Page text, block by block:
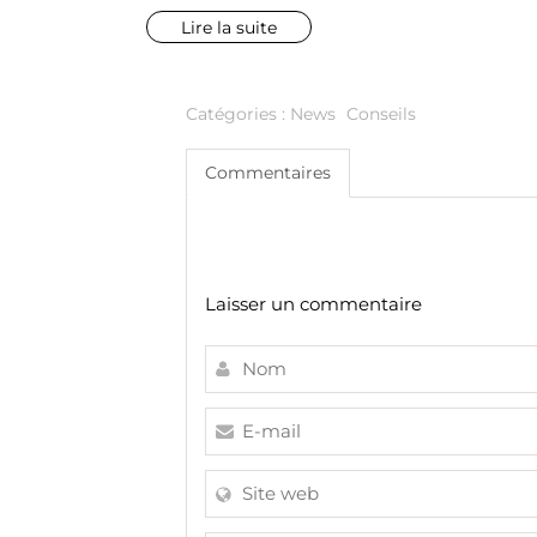
diffusion intégré, il influence directement la
perception de la profondeur et de la luminosité
de la pièce.
Lire la suite
Catégories : News Conseils
Commentaires
Laisser un commentaire